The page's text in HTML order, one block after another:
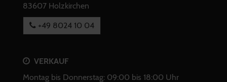
83607 Holzkirchen
+49 8024 10 04
VERKAUF
Montag bis Donnerstag: 09:00 bis 18:00 Uhr